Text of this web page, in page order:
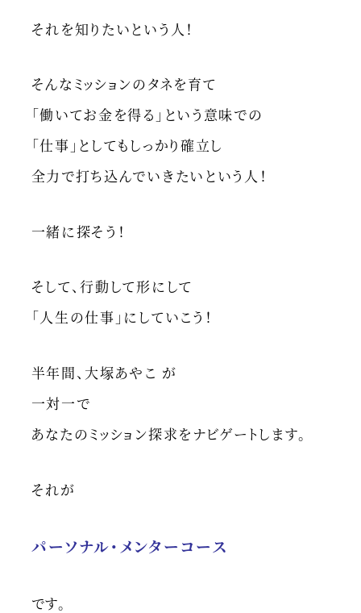
それを知りたいという人！
そんなミッションのタネを育て
「働いてお金を得る」という意味での
「仕事」としてもしっかり確立し
全力で打ち込んでいきたいという人！
一緒に探そう！
そして、行動して形にして
「人生の仕事」にしていこう！
半年間、大塚あやこ が
一対一で
あなたのミッション探求をナビゲートします。
それが
パーソナル・メンターコース
です。